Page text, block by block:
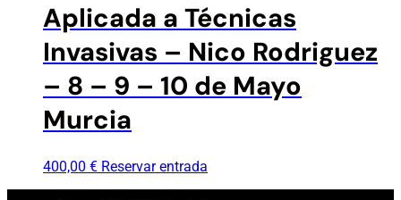
Aplicada a Técnicas
Invasivas – Nico Rodriguez
– 8 – 9 – 10 de Mayo
Murcia
400,00 € Reservar entrada